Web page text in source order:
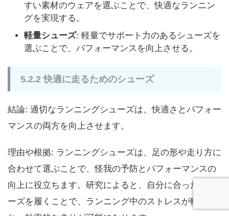
すい素材のウェアを選ぶことで、快適なランニン
グを実現する。
軽量シューズ: 軽量でサポート力のあるシューズを
選ぶことで、パフォーマンスを向上させる。
5.2.2 快適に走るためのシューズ
結論: 適切なランニングシューズは、快適さとパフォー
マンスの両方を向上させます。
理由や根拠: ランニングシューズは、足の形や走り方に
合わせて選ぶことで、怪我の予防とパフォーマンスの
向上に役立ちます。研究によると、自分に合ったシュ
ーズを履くことで、ランニング中のストレスが軽減さ